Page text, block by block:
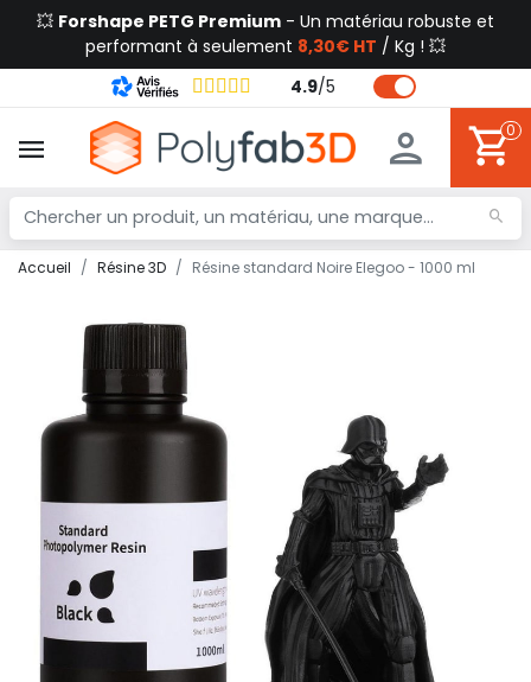
💥 Forshape PETG Premium - Un matériau robuste et
performant à seulement 8,30€ HT / Kg ! 💥
4.9/5
0
Accueil Résine 3D Résine standard Noire Elegoo - 1000 ml